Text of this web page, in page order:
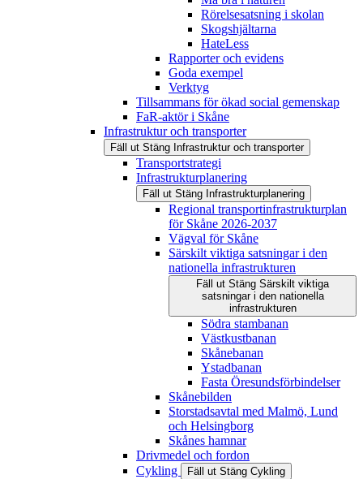
Rörelsesatsning i skolan
Skogshjältarna
HateLess
Rapporter och evidens
Goda exempel
Verktyg
Tillsammans för ökad social gemenskap
FaR-aktör i Skåne
Infrastruktur och transporter
Fäll ut Stäng Infrastruktur och transporter
Transportstrategi
Infrastrukturplanering
Fäll ut Stäng Infrastrukturplanering
Regional transportinfrastrukturplan
för Skåne 2026-2037
Vägval för Skåne
Särskilt viktiga satsningar i den
nationella infrastrukturen
Fäll ut Stäng Särskilt viktiga
satsningar i den nationella
infrastrukturen
Södra stambanan
Västkustbanan
Skånebanan
Ystadbanan
Fasta Öresundsförbindelser
Skånebilden
Storstadsavtal med Malmö, Lund
och Helsingborg
Skånes hamnar
Drivmedel och fordon
Cykling
Fäll ut Stäng Cykling